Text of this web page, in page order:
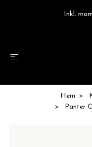
Inkl.
Hem
Panter